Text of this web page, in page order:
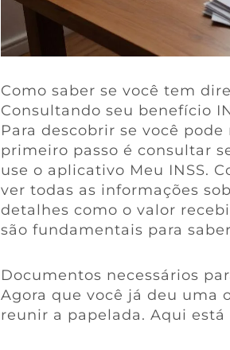
Como saber se você tem
Consultando seu benefício
Para descobrir se você
primeiro passo é consultar
use o aplicativo Meu INSS.
ver todas as informações
detalhes como o valor
são fundamentais para
Documentos necessários
Agora que você já deu uma
reunir a papelada. Aqui